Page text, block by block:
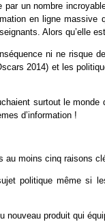
un nombre
en ligne massive
Alors qu’elle
ni ne risque de
2014) et les
surtout le
d’information !
au moins cinq raisons
politique même si
nouveau produit qui